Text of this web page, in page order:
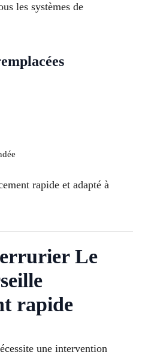
les systèmes de
rapide et adapté à
Le
rapide
une intervention